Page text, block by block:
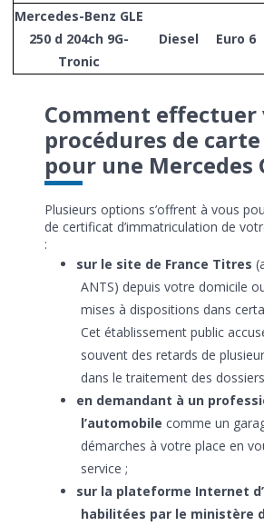
Mercedes-Benz GLE
250 d 204ch 9G-
Tronic
Diesel Euro 6
Comment effectuer
procédures de
pour une Mercedes
Plusieurs options s’offrent à vous
de certificat d’immatriculation de
:
sur le site de France Titres
ANTS) depuis votre domicile
mises à dispositions dans
Cet établissement public
souvent des retards de
dans le traitement des
en demandant à un
l’automobile comme un
démarches à votre place en
service ;
sur la plateforme Internet
habilitées par le ministère